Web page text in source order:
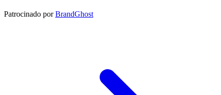
Patrocinado por BrandGhost